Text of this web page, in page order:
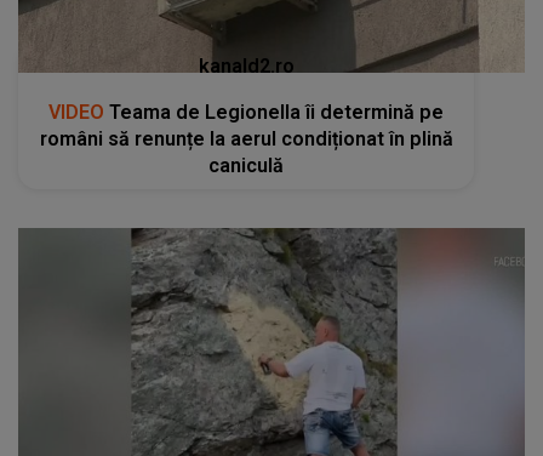
kanald2.ro
VIDEO Teama de Legionella îi determină pe
români să renunțe la aerul condiționat în plină
caniculă